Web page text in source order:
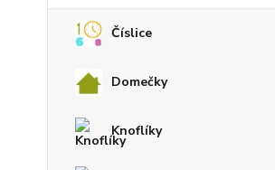
Číslice
Domečky
Knoflíky